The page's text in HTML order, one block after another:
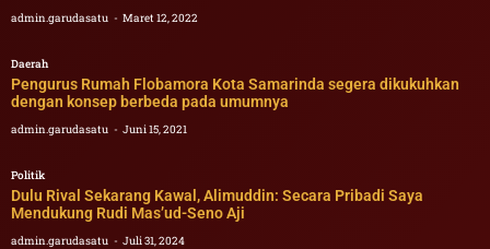
admin.garudasatu Maret 12, 2022
Daerah
Pengurus Rumah Flobamora Kota Samarinda segera dikukuhkan
dengan konsep berbeda pada umumnya
admin.garudasatu Juni 15, 2021
Politik
Dulu Rival Sekarang Kawal, Alimuddin: Secara Pribadi Saya
Mendukung Rudi Mas’ud-Seno Aji
admin.garudasatu Juli 31, 2024